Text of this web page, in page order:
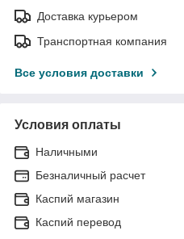
Доставка курьером
Транспортная компания
Все условия доставки
Условия оплаты
Наличными
Безналичный расчет
Каспий магазин
Каспий перевод